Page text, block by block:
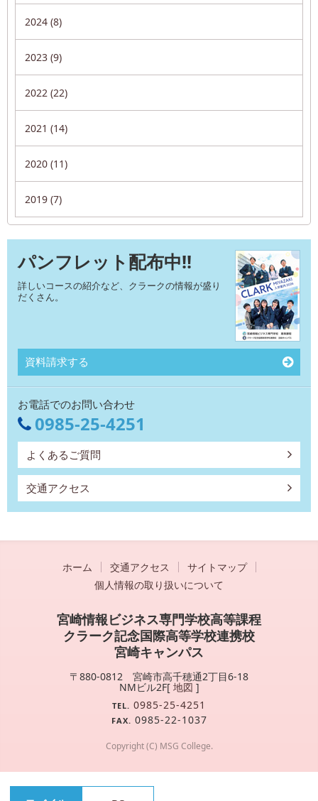
2024 (8)
2023 (9)
2022 (22)
2021 (14)
2020 (11)
2019 (7)
パンフレット配布中!!
詳しいコースの紹介など、クラークの情報が盛り
だくさん。
資料請求する
お電話でのお問い合わせ
0985-25-4251
よくあるご質問
交通アクセス
ホーム 交通アクセス
サイトマップ
個人情報の取り扱いについて
宮崎情報ビジネス専門学校高等課程
クラーク記念国際高等学校連携校
宮崎キャンパス
〒880-0812 宮崎市高千穂通2丁目6-18
NMビル2F[ 地図 ]
TEL. 0985-25-4251
FAX. 0985-22-1037
Copyright (C) MSG College.